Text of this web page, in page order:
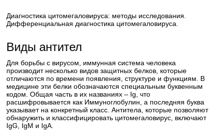
Диагностика цитомегаловируса: методы исследования.
Дифференциальная диагностика цитомегаловируса.
Виды антител
Для борьбы с вирусом, иммунная система человека
производит несколько видов защитных белков, которые
отличаются по времени появления, структуре и функциям. В
медицине эти белки обозначаются специальным буквенным
кодом. Общая часть в их названиях – Ig, что
расшифровывается как Иммуноглобулин, а последняя буква
указывает на конкретный класс. Антитела, которые позволяют
обнаружить и классифицировать цитомегаловирус, включают
IgG, IgM и IgA.